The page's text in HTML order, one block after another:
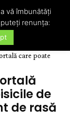
care poate
de
de rasă
vă îmbunătăți
renunța: